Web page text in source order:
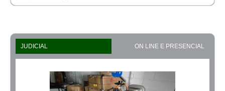
JUDICIAL ON LINE E PRESENCIAL